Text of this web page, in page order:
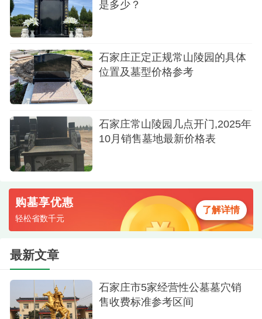
祥云立碑
39800元的价格定位处于园区中端立碑的合理区
间，同类型立碑价格多在37800元至42800元之间，
这款荷花图案的墓碑可谓兼具艺术美感与性价比。
提前拨打400-650-5830预约，即可亲临园区，在专
业顾问陪同下近距离感受这款荷花墓碑的温润质感
荷花的福地，不仅是让亲人的骨灰得到安放，更是
每一次祭扫时，都能感受到那份清净超脱的心灵慰
藉。
是多少？
石家庄正定正规常山陵园的具体
位置及墓型价格参考
石家庄常山陵园几点开门,2025年
10月销售墓地最新价格表
购墓享优惠
轻松省数千元
了解详情
最新文章
石家庄市5家经营性公墓墓穴销
售收费标准参考区间